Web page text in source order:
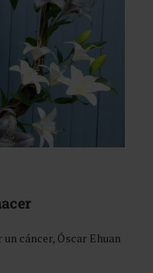
cáncer, Óscar Ehuan